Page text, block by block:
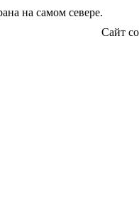
на самом севере.
Сайт